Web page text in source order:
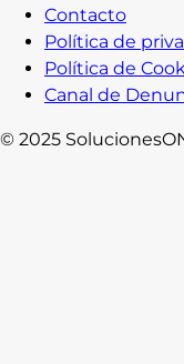
Contacto
Política de
Política de
Canal de
© 2025